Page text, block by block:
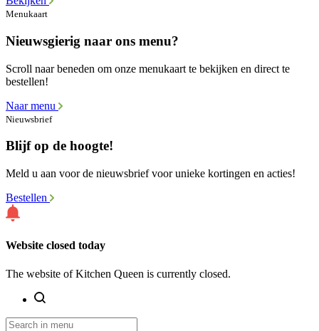
Menukaart
Nieuwsgierig naar ons menu?
Scroll naar beneden om onze menukaart te bekijken en direct te
bestellen!
Naar menu
Nieuwsbrief
Blijf op de hoogte!
Meld u aan voor de nieuwsbrief voor unieke kortingen en acties!
Bestellen
Website closed today
The website of Kitchen Queen is currently closed.